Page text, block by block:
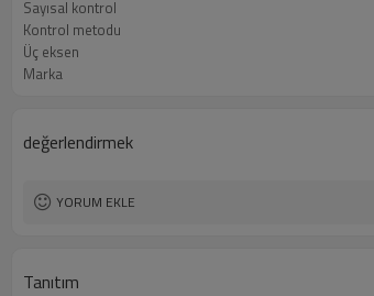
Sayısal kontrol
Kontrol metodu
Üç eksen
Marka
değerlendirmek
YORUM EKLE
Tanıtım